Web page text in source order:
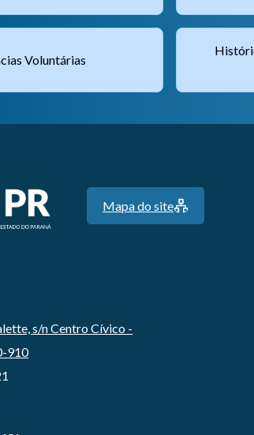
Voluntárias
Mapa do site
s/n Centro Cívico -
910